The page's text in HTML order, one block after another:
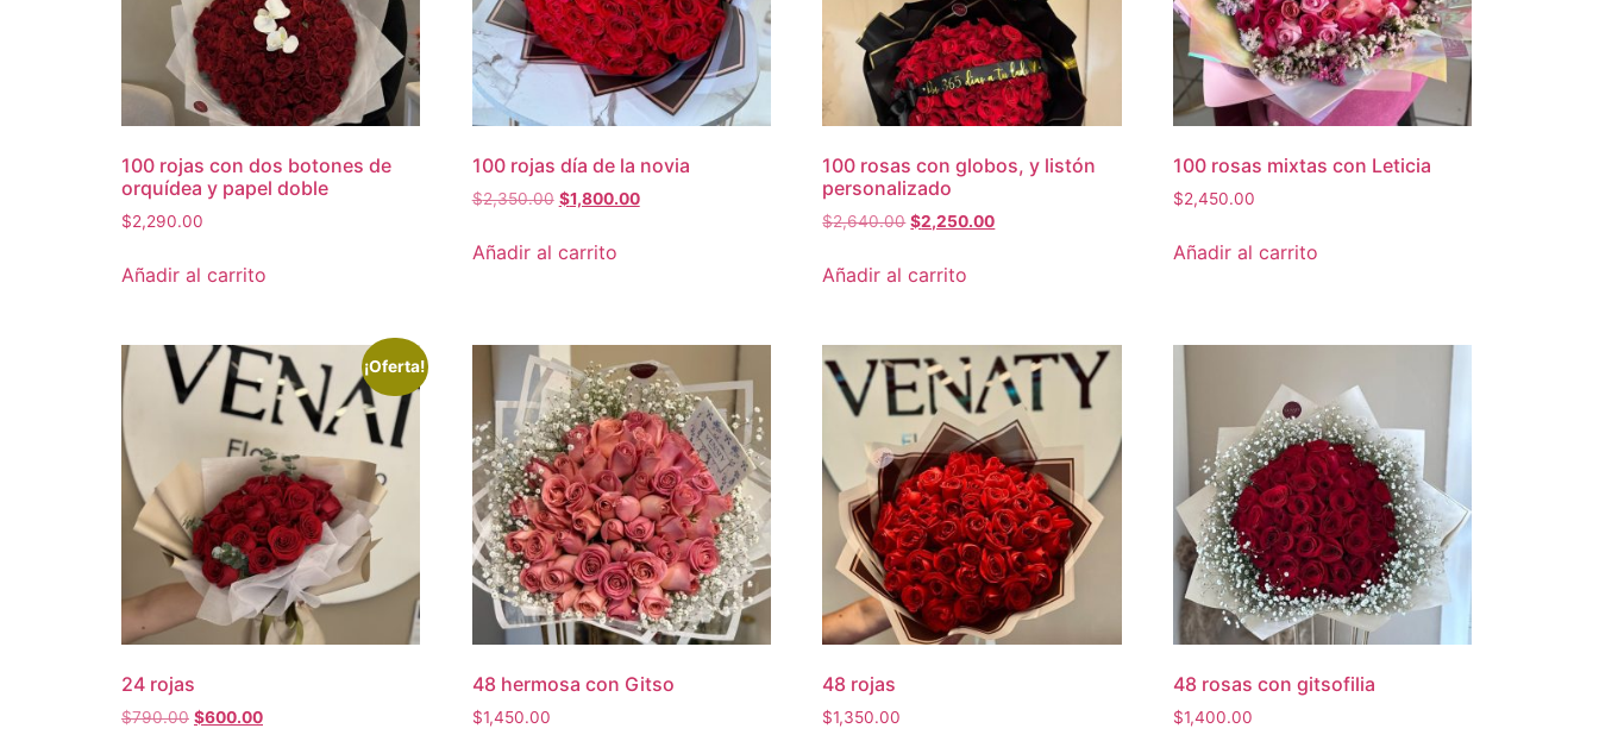
100 rojas con dos botones de
orquídea y papel doble
$2,290.00
Añadir al carrito
100 rojas día de la novia
$2,350.00 $1,800.00
Añadir al carrito
100 rosas con globos, y listón
personalizado
$2,640.00 $2,250.00
Añadir al carrito
100 rosas mixtas con Leticia
$2,450.00
Añadir al carrito
¡Oferta!
24 rojas
$790.00 $600.00
48 hermosa con Gitso
$1,450.00
48 rojas
$1,350.00
48 rosas con gitsofilia
$1,400.00